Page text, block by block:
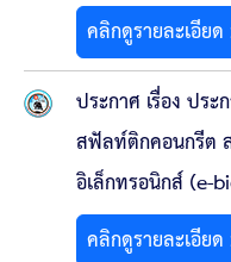
มาตรฐานกำหนด
VDO Present
ประกาศแผนกา
ประกาศแผนการ
คลิกดูรายละเอีย
ประกาศ เรื่อง ปร
สฟัลท์ติกคอนกรีต
อิเล็กทรอนิกส์ (e-
คลิกดูรายละเอีย